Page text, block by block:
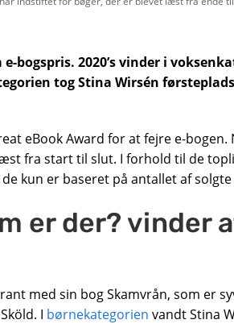
bogspris. 2020’s vinder i
tog Stina Wirsén
eBook Award for at fejre e-bogen.
fra start til slut. I forhold til de
kun er baseret på antallet af
er der? vinder
med sin bog Skamvrån, som er
I børnekategorien vandt Stina